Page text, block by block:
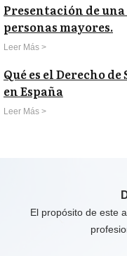
Presentación de
personas mayores.
Leer Más >
Qué es el Derecho
en España
Leer Más >
El propósito de este